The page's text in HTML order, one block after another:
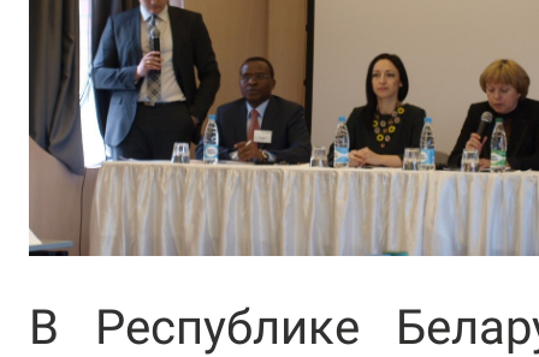
В Республике